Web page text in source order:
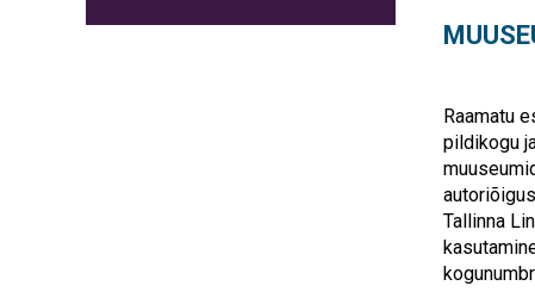
Raamatu
pildikogu
Tallinna